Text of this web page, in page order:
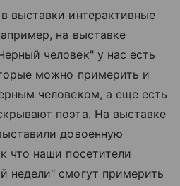
выставки интерактивные
на выставке
человек" у нас есть
можно примерить и
человеком, а еще есть
поэта. На выставке
довоенную
что наши посетители
недели" смогут примерить